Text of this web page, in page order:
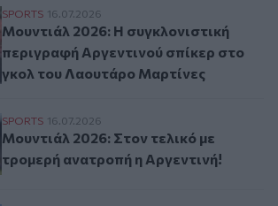
Μουντιάλ 2026: Η συγκλονιστική
SPORTS 16.07.2026
Μουντιάλ 2026: Η συγκλονιστική
περιγραφή Αργεντινού σπίκερ στο
γκολ του Λαουτάρο Μαρτίνες
Μουντιάλ 2026: Στον τελικό με τρομερή
SPORTS 16.07.2026
Μουντιάλ 2026: Στον τελικό με
τρομερή ανατροπή η Αργεντινή!